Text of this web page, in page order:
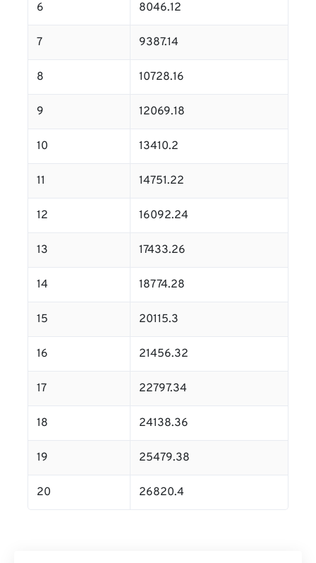
6 8046.12
7 9387.14
8 10728.16
9 12069.18
10 13410.2
11 14751.22
12 16092.24
13 17433.26
14 18774.28
15 20115.3
16 21456.32
17 22797.34
18 24138.36
19 25479.38
20 26820.4